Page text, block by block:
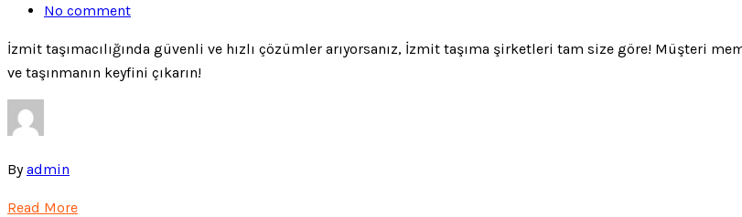
No comment
İzmit taşımacılığında güvenli ve hızlı çözümler arıyorsanız, İzmit taşıma şirketleri tam size göre! Müşteri
ve taşınmanın keyfini çıkarın!
Byadmin
Read More